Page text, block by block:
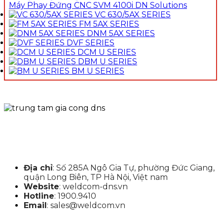
Máy Phay Đứng CNC SVM 4100i DN Solutions
VC 630/5AX SERIES
FM 5AX SERIES
DNM 5AX SERIES
DVF SERIES
DCM U SERIES
DBM U SERIES
BM U SERIES
Địa chỉ: Số 285A Ngô Gia Tự, phường Đức Giang,
quận Long Biên, TP Hà Nội, Việt nam
Website: weldcom-dns.vn
Hotline: 1900.9410
Email : sales@weldcom.vn